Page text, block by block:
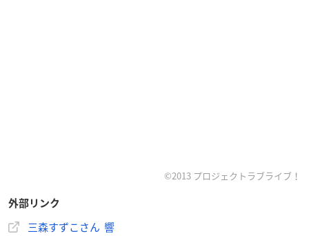
©2013 プロジェクトラブライブ！
外部リンク
三森すずこさん 響